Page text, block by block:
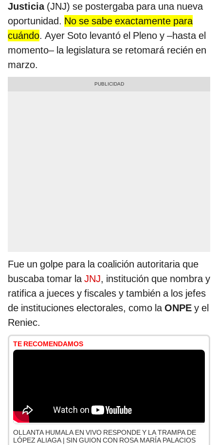
Justicia(JNJ) se postergaba para una nueva
oportunidad. No se sabe exactamente para
cuándo. Ayer Soto levantó el Pleno y –hasta el
momento– la legislatura se retomará recién en
marzo.
Fue un golpe para la coalición autoritaria que
buscaba tomar laJNJ, institución que nombra y
ratifica a jueces y fiscales y también a los jefes
de instituciones electorales, como laONPE y el
Reniec.
TE RECOMENDAMOS
OLLANTA HUMALA EN VIVO RESPONDE Y LA TRAMPA DE
LÓPEZ ALIAGA | SIN GUION CON ROSA MARÍA PALACIOS